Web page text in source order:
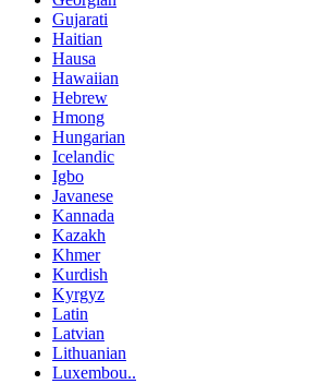
Gujarati
Haitian
Hausa
Hawaiian
Hebrew
Hmong
Hungarian
Icelandic
Igbo
Javanese
Kannada
Kazakh
Khmer
Kurdish
Kyrgyz
Latin
Latvian
Lithuanian
Luxembou..